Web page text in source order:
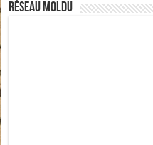
Réseau moldu